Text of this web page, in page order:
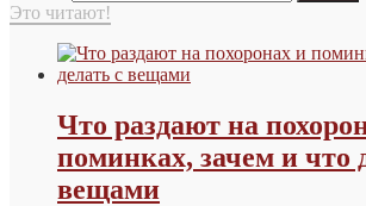
Это читают!
Что раздают на
поминках, зачем и что
вещами